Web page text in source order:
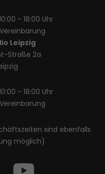
- 18:00 Uhr
Leipzig
Straße 2a
- 18:00 Uhr
sind ebenfalls
möglich)